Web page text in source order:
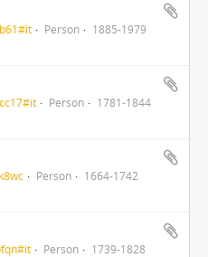
Person 1885-1979
Person 1781-1844
Person 1664-1742
Person 1739-1828